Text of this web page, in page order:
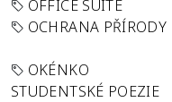
OFFICE SUITE
OCHRANA PŘÍRODY
OKÉNKO
STUDENTSKÉ POEZIE